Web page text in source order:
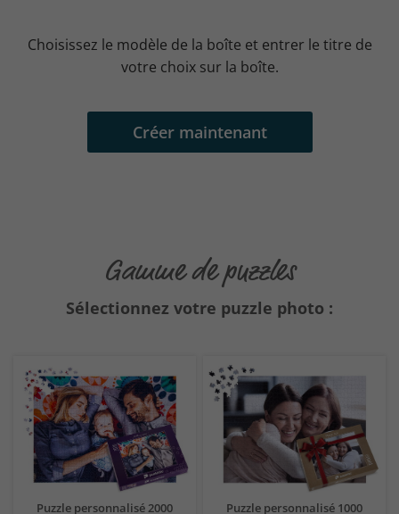
Choisissez le modèle de la boîte et entrer le titre de
votre choix sur la boîte.
Créer maintenant
Gamme de puzzles
Sélectionnez votre puzzle photo :
Puzzle personnalisé 2000
Puzzle personnalisé 1000